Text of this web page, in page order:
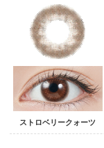
ストロベリークォーツ